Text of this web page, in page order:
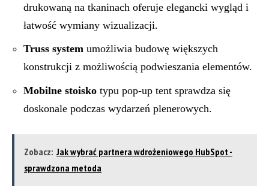
drukowaną na tkaninach oferuje elegancki wygląd i
łatwość wymiany wizualizacji.
Truss system umożliwia budowę większych
konstrukcji z możliwością podwieszania elementów.
Mobilne stoisko typu pop-up tent sprawdza się
doskonale podczas wydarzeń plenerowych.
Zobacz: Jak wybrać partnera wdrożeniowego HubSpot -
sprawdzona metoda